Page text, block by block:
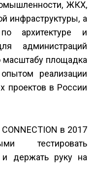
ЖКХ,
инфраструктуры, а
архитектуре и
администраций
масштабу площадка
реализации
проектов в России
в 2017
тестировать
и держать руку на